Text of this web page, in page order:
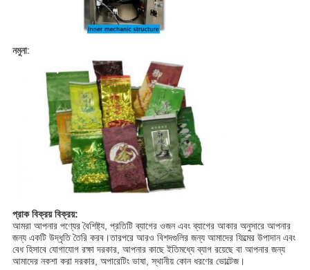
নমুনা:
প্রাক বিক্রয় বিক্রয়:
আমরা আপনার পণ্যের বৈশিষ্ট্য, প্রতিটি ব্যাগের ওজন এবং ব্যাগের আকার অনুসারে আপনার
জন্য একটি উদ্ধৃতি তৈরি করব।তারপরে আরও বিশদগুলির জন্য আমাদের ফিল্মের উপাদান এবং
বেধ হিসাবে যোগাযোগ রক্ষা দরকার, আপনার কাছে ইতিমধ্যে ব্যাগ রয়েছে বা আপনার জন্য
আমাদের নকশা করা দরকার, অপারেটিং ভাষা, স্থানীয় কোন ধরণের ভোল্টেজ।